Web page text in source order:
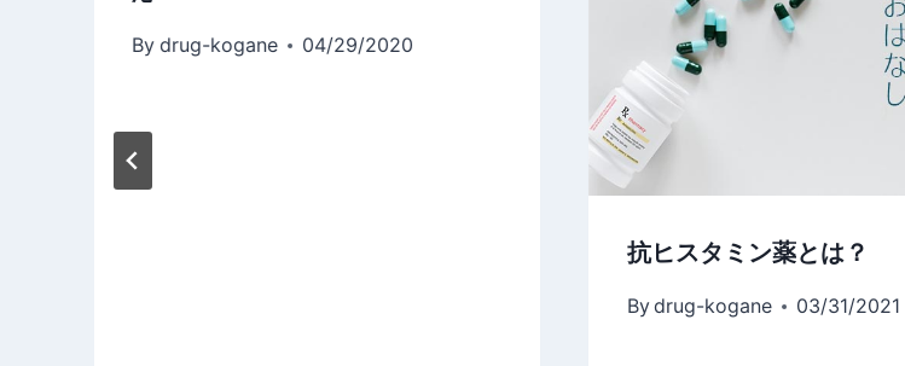
By drug-kogane 04/29/2020
抗ヒスタミン薬とは？
Bydrug-kogane 03/31/2021